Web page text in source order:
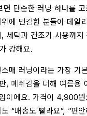
면 단순한 러닝 하나를
에 민감한 분들이 데일
세탁과 건조기 사용까지
강해요.
매 러닝이라는 가장 기
, 메쉬감을 더해 여름용
이에요. 가격이 4,900
“배송도 빨라요”, “편안